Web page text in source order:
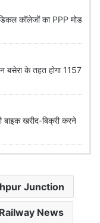
कॉलेजों का PPP मोड
बसेरा के तहत होगा 1157
खरीद-बिक्री करने
Junction
News